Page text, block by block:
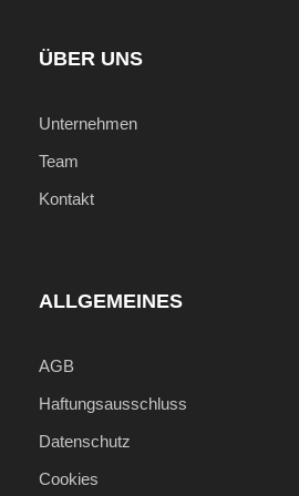
Transfer am Anfang der
Tagen 3-7, Tag 9 (ab
& Tag 10
ÜBER UNS
Unternehmen
Team
Kontakt
ALLGEMEINES
AGB
Haftungsausschluss
Datenschutz
Cookies